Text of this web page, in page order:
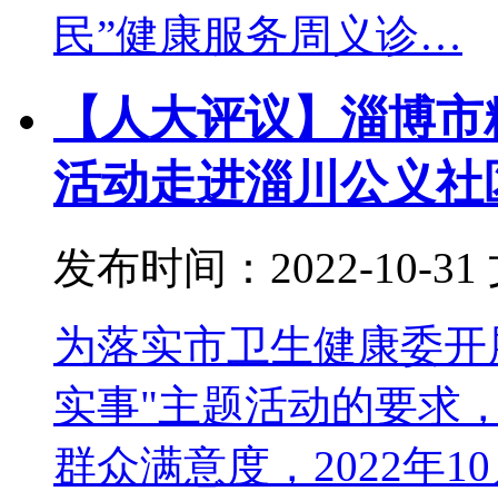
民”健康服务周义诊…
【人大评议】淄博
活动走进淄川公义社
发布时间：2022-10-31
为落实市卫生健康委
实事"主题活动的要求
群众满意度，2022年